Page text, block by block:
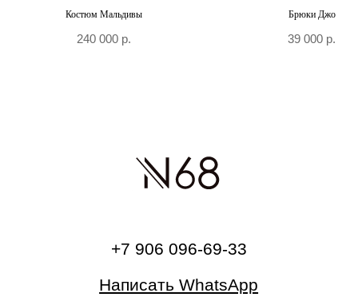
Костюм Мальдивы
240 000 р.
Брюки Джо
39 000 р.